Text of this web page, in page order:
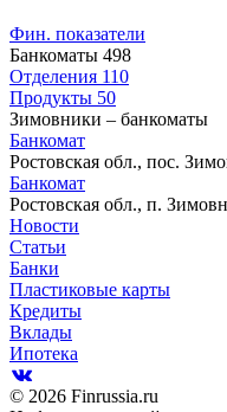
Фин. показатели
Банкоматы 498
Отделения 110
Продукты 50
Зимовники – банкоматы
Банкомат
Ростовская обл., пос.
Банкомат
Ростовская обл., п.
Новости
Статьи
Банки
Пластиковые карты
Кредиты
Вклады
Ипотека
© 2026 Finrussia.ru